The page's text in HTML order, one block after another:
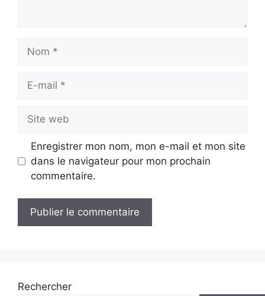
mail
web
Enregistrer mon nom, mon e-mail et mon site
dans le navigateur pour mon prochain
commentaire.
Rechercher